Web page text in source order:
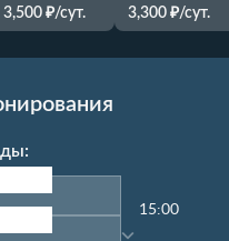
3,500 ₽/сут.
3,300 ₽/сут.
15:00